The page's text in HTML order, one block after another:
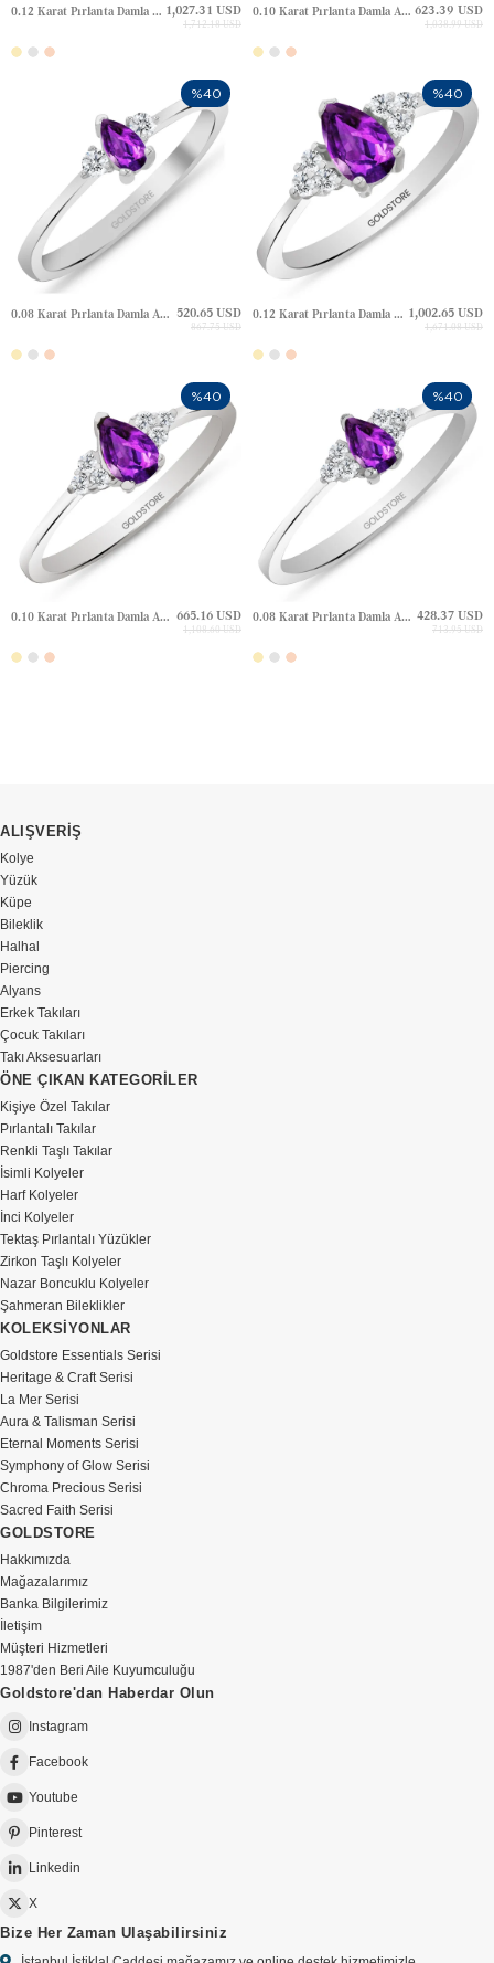
0.12 Karat Pırlanta Damla Ametist Altın Yüzük 1,027.31 USD
1,712.18 USD
0.10 Karat Pırlanta Damla Ametist Altın Yüzük 623.39 USD
1,038.99 USD
0.08 Karat Pırlanta Damla Ametist Altın Yüzük 520.65 USD
867.75 USD
%40
0.12 Karat Pırlanta Damla Ametist Altın Yüzük 1,002.65 USD
1,671.08 USD
%40
0.10 Karat Pırlanta Damla Ametist Altın Yüzük 665.16 USD
1,108.60 USD
%40
0.08 Karat Pırlanta Damla Ametist Altın Yüzük 428.37 USD
713.95 USD
%40
ALIŞVERİŞ
Kolye
Yüzük
Küpe
Bileklik
Halhal
Piercing
Alyans
Erkek Takıları
Çocuk Takıları
Takı Aksesuarları
ÖNE ÇIKAN KATEGORİLER
Kişiye Özel Takılar
Pırlantalı Takılar
Renkli Taşlı Takılar
İsimli Kolyeler
Harf Kolyeler
İnci Kolyeler
Tektaş Pırlantalı Yüzükler
Zirkon Taşlı Kolyeler
Nazar Boncuklu Kolyeler
Şahmeran Bileklikler
KOLEKSİYONLAR
Goldstore Essentials Serisi
Heritage & Craft Serisi
La Mer Serisi
Aura & Talisman Serisi
Eternal Moments Serisi
Symphony of Glow Serisi
Chroma Precious Serisi
Sacred Faith Serisi
GOLDSTORE
Hakkımızda
Mağazalarımız
Banka Bilgilerimiz
İletişim
Müşteri Hizmetleri
1987'den Beri Aile Kuyumculuğu
Goldstore'dan Haberdar Olun
Instagram
Facebook
Youtube
Pinterest
Linkedin
X
Bize Her Zaman Ulaşabilirsiniz